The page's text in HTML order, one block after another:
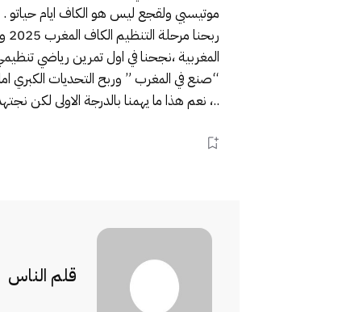
موتيسبي ولقجع ليس هو الكاف ايام حياتو .
“صنع في المغرب ” وربح التحديات الكبري
..، نعم هذا ما يهمنا بالدرجة الاولى لكن
قلم الناس